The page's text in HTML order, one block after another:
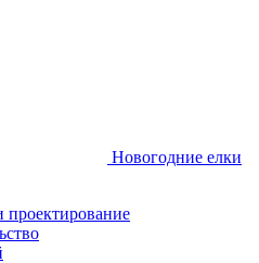
Новогодние елки